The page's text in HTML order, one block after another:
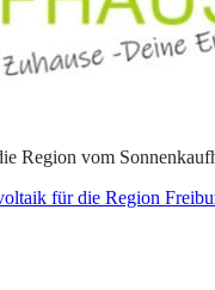
Region vom
für die Region